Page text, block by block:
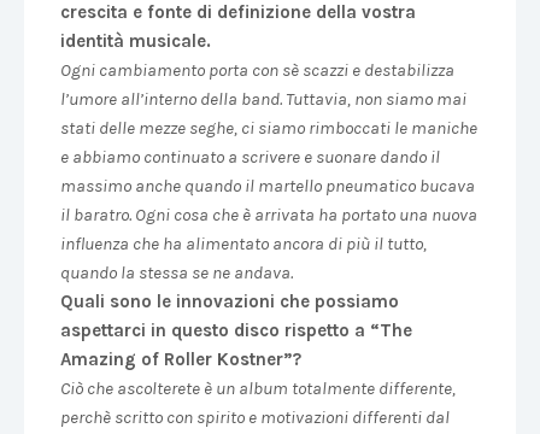
crescita e fonte di definizione della vostra
identità musicale.
Ogni cambiamento porta con sè scazzi e destabilizza
l’umore all’interno della band. Tuttavia, non siamo mai
stati delle mezze seghe, ci siamo rimboccati le maniche
e abbiamo continuato a scrivere e suonare dando il
massimo anche quando il martello pneumatico bucava
il baratro. Ogni cosa che è arrivata ha portato una nuova
influenza che ha alimentato ancora di più il tutto,
quando la stessa se ne andava.
Quali sono le innovazioni che possiamo
aspettarci in questo disco rispetto a “The
Amazing of Roller Kostner”?
Ciò che ascolterete è un album totalmente differente,
perchè scritto con spirito e motivazioni differenti dal